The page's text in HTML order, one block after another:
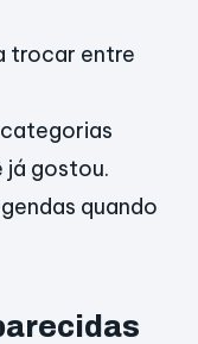
trocar entre
já gostou.
quando